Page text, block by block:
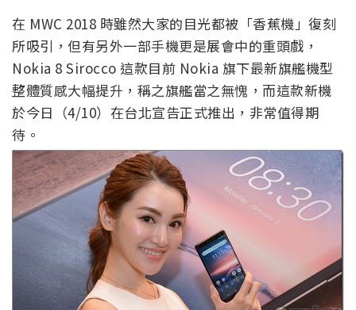
在 MWC 2018 時雖然大家的目光都被「香蕉機」復刻
所吸引，但有另外一部手機更是展會中的重頭戲，
Nokia 8 Sirocco 這款目前 Nokia 旗下最新旗艦機型
整體質感大幅提升，稱之旗艦當之無愧，而這款新機
於今日（4/10）在台北宣告正式推出，非常值得期
待。